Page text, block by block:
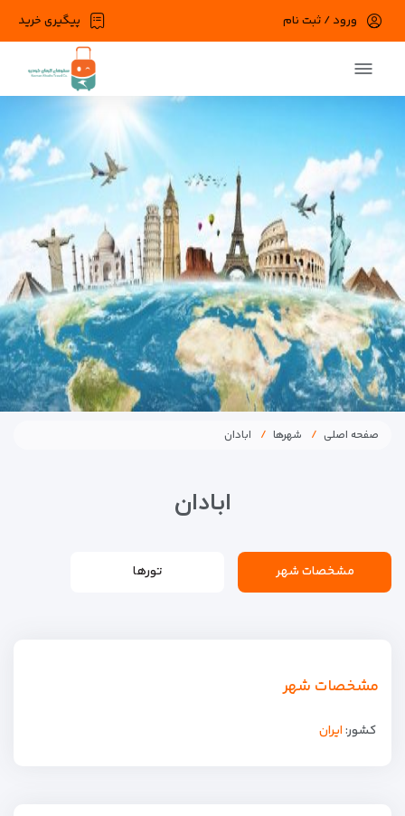
پیگیری خرید ورود / ثبت نام
صفحه اصلی شهرها ابادان
ابادان
مشخصات شهر تورها
مشخصات شهر
کشور:ایران